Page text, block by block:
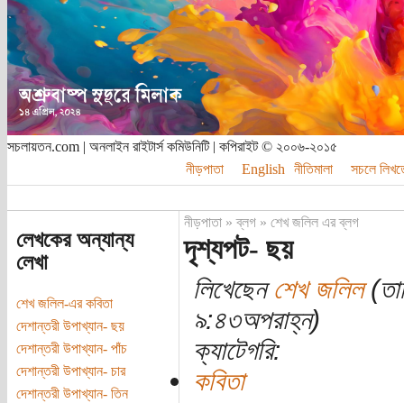
সচলায়তন.com | অনলাইন রাইটার্স কমিউনিটি | কপিরাইট © ২০০৬-২০১৫
নীড়পাতা
English নীতিমালা সচলে
লেখকের অন্যান্য
লেখা
শেখ জলিল-এর কবিতা
দেশান্তরী উপাখ্যান- ছয়
দেশান্তরী উপাখ্যান- পাঁচ
দেশান্তরী উপাখ্যান- চার
দেশান্তরী উপাখ্যান- তিন
নীড়পাতা»ব্লগ» শেখ জলিল এর ব্লগ
দৃশ্যপট- ছয়
লিখেছেনশেখ জলিল
৯:৪৩অপরাহ্ন)
ক্যাটেগরি:
কবিতা